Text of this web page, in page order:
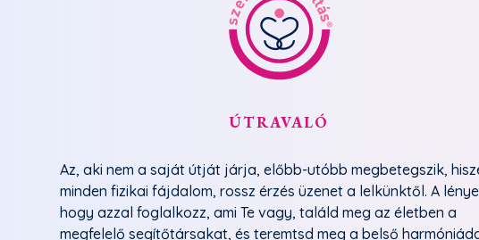
ÚTRAVALÓ
Az, aki nem a saját útját járja, előbb-utóbb megbetegszik,
minden fizikai fájdalom, rossz érzés üzenet a lelkünktől. A
hogy azzal foglalkozz, ami Te vagy, találd meg az életben a
megfelelő segítőtársakat, és teremtsd meg a belső